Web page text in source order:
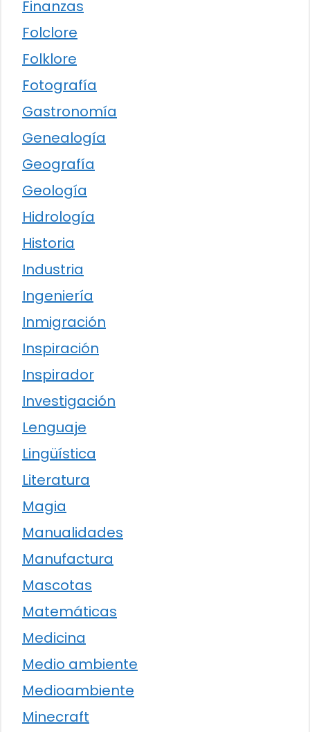
Finanzas
Folclore
Folklore
Fotografía
Gastronomía
Genealogía
Geografía
Geología
Hidrología
Historia
Industria
Ingeniería
Inmigración
Inspiración
Inspirador
Investigación
Lenguaje
Lingüística
Literatura
Magia
Manualidades
Manufactura
Mascotas
Matemáticas
Medicina
Medio ambiente
Medioambiente
Minecraft